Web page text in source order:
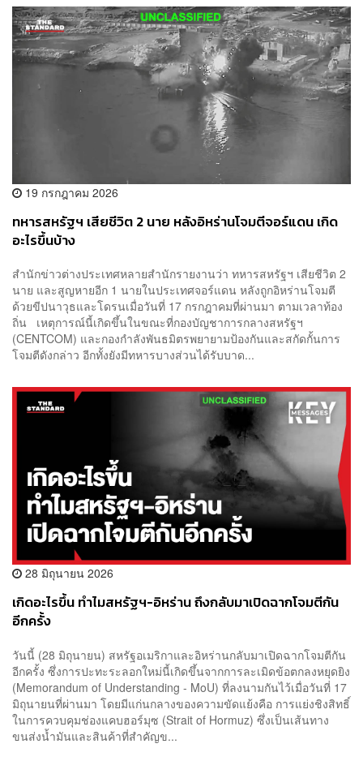
19 กรกฎาคม 2026
ทหารสหรัฐฯ เสียชีวิต 2 นาย หลังอิหร่านโจมตีจอร์แดน เกิด
อะไรขึ้นบ้าง
สำนักข่าวต่างประเทศหลายสำนักรายงานว่า ทหารสหรัฐฯ เสียชีวิต 2
นาย และสูญหายอีก 1 นายในประเทศจอร์แดน หลังถูกอิหร่านโจมตี
ด้วยขีปนาวุธและโดรนเมื่อวันที่ 17 กรกฎาคมที่ผ่านมา ตามเวลาท้อง
ถิ่น เหตุการณ์นี้เกิดขึ้นในขณะที่กองบัญชาการกลางสหรัฐฯ
(CENTCOM) และกองกำลังพันธมิตรพยายามป้องกันและสกัดกั้นการ
โจมตีดังกล่าว อีกทั้งยังมีทหารบางส่วนได้รับบาด...
28 มิถุนายน 2026
เกิดอะไรขึ้น ทำไมสหรัฐฯ-อิหร่าน ถึงกลับมาเปิดฉากโจมตีกัน
อีกครั้ง
วันนี้ (28 มิถุนายน) สหรัฐอเมริกาและอิหร่านกลับมาเปิดฉากโจมตีกัน
อีกครั้ง ซึ่งการปะทะระลอกใหม่นี้เกิดขึ้นจากการละเมิดข้อตกลงหยุดยิง
(Memorandum of Understanding - MoU) ที่ลงนามกันไว้เมื่อวันที่ 17
มิถุนายนที่ผ่านมา โดยมีแก่นกลางของความขัดแย้งคือ การแย่งชิงสิทธิ์
ในการควบคุมช่องแคบฮอร์มุซ (Strait of Hormuz) ซึ่งเป็นเส้นทาง
ขนส่งน้ำมันและสินค้าที่สำคัญข...